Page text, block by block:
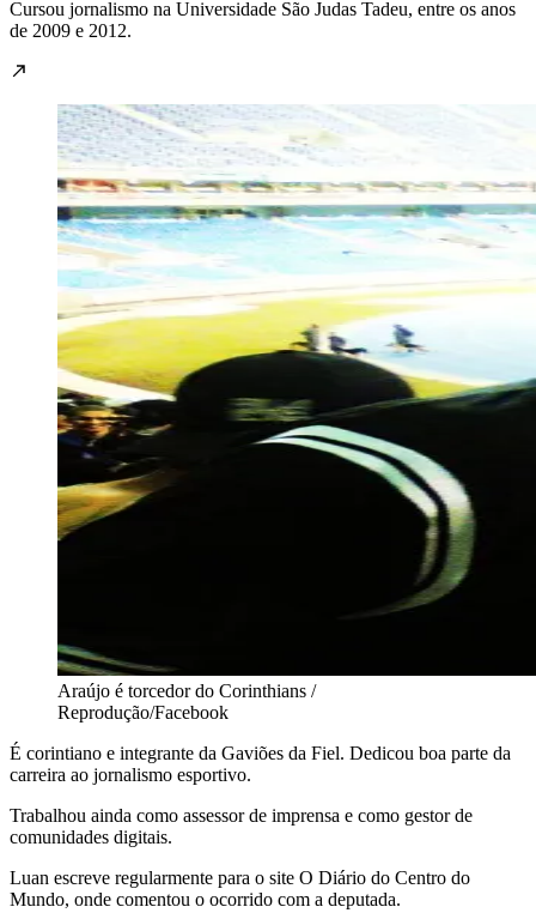
Cursou jornalismo na Universidade São Judas Tadeu, entre os anos
de 2009 e 2012.
Araújo é torcedor do Corinthians /
Reprodução/Facebook
É corintiano e integrante da Gaviões da Fiel. Dedicou boa parte da
carreira ao jornalismo esportivo.
Trabalhou ainda como assessor de imprensa e como gestor de
comunidades digitais.
Luan escreve regularmente para o site O Diário do Centro do
Mundo, onde comentou o ocorrido com a deputada.